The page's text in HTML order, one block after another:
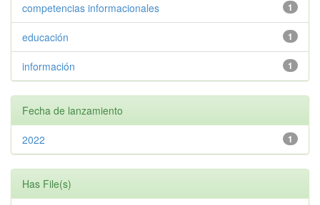
1
competencias informacionales
1
educación
1
información
Fecha de lanzamiento
1
2022
Has File(s)